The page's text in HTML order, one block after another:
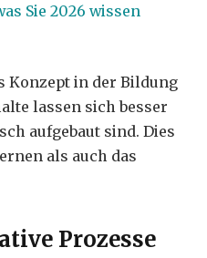
Sie 2026 wissen
Konzept in der Bildung
lassen sich besser
aufgebaut sind. Dies
als auch das
Prozesse